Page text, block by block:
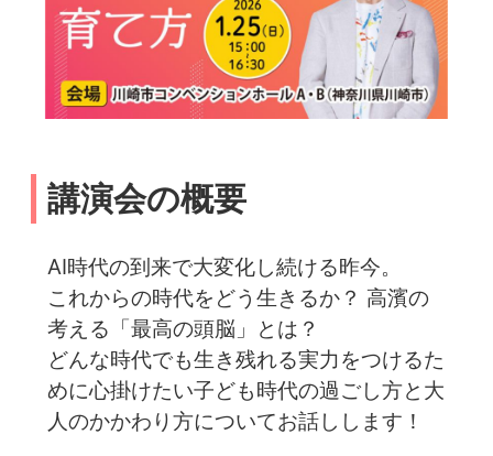
講演会の概要
AI時代の到来で大変化し続ける昨今。
これからの時代をどう生きるか？ 高濱の
考える「最高の頭脳」とは？
どんな時代でも生き残れる実力をつけるた
めに心掛けたい子ども時代の過ごし方と大
人のかかわり方についてお話しします！